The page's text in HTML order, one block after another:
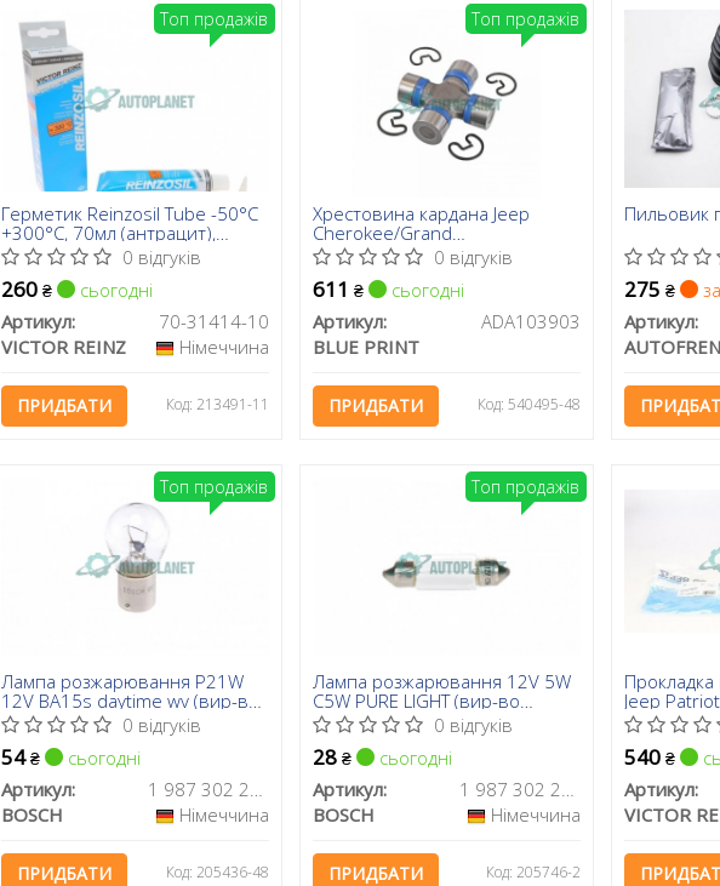
Герметик Reinzosil Tube -50°C
+300°C, 70мл (антрацит),
використовувати з 70-31415-
00
0 відгуків
260 ₴
сьогодні
Артикул:
70-31414-10
VICTOR REINZ
Німеччина
ПРИДБАТИ Код: 213491-11
Топ продажів
Хрестовина кардана Jeep
Cherokee/Grand
Cherokee/Wrangler 80-05
(27x82)
0 відгуків
611 ₴
сьогодні
Артикул:
ADA103903
BLUE PRINT
ПРИДБАТИ Код: 540495-48
Топ продажів
Пильовик
275 ₴
Артикул:
AUTOFREN
Лампа розжарювання P21W
12V BA15s daytime wv (вир-во
Bosch)
0 відгуків
54₴
сьогодні
Артикул:
1 987 302 280
BOSCH
Німеччина
ПРИДБАТИ Код: 205436-48
Топ продажів
Лампа розжарювання 12V 5W
C5W PURE LIGHT (вир-во
BOSCH)
0 відгуків
28 ₴
сьогодні
Артикул:
1 987 302 211
BOSCH
Німеччина
ПРИДБАТИ Код: 205746-2
Топ продажів
Прокладка
Jeep
540 ₴
Артикул:
VICTOR